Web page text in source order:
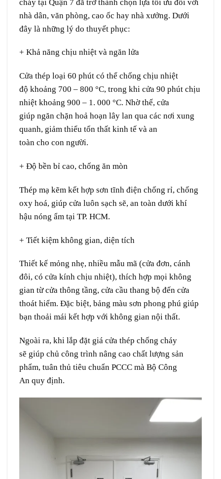
cháy tại Quận 7 đã trở thành chọn lựa tối ưu đối với
nhà dân, văn phòng, cao ốc hay nhà xưởng. Dưới
đây là những lý do thuyết phục:
+ Khả năng chịu nhiệt và ngăn lửa
Cửa thép loại 60 phút có thể chống chịu nhiệt
độ khoảng 700 – 800 °C, trong khi cửa 90 phút chịu
nhiệt khoảng 900 – 1. 000 °C. Nhờthế, cửa
giúp ngăn chặn hoả hoạn lây lan qua các nơi xung
quanh, giảm thiểu tổn thất kinh tế và an
toàn cho con người.
+ Độ bền bỉ cao, chống ăn mòn
Thép mạ kẽm kết hợp sơn tĩnh điện chống rỉ, chống
oxy hoá, giúp cửa luôn sạch sẽ, an toàn dưới khí
hậu nóng ẩm tại TP. HCM.
+ Tiết kiệm không gian, diện tích
Thiết kế mỏng nhẹ, nhiều mẫu mã (cửa đơn, cánh
đôi, có cửa kính chịu nhiệt), thích hợp mọi không
gian từ cửa thông tầng, cửa cầu thang bộ đến cửa
thoát hiểm. Đặc biệt, bảng màu sơn phong phú giúp
bạn thoải mái kết hợp với không gian nội thất.
Ngoài ra, khi lắp đặt giá cửa thép chống cháy
sẽ giúp chủ công trình nâng cao chất lượng sản
phẩm, tuân thủ tiêu chuẩn PCCC mà Bộ Công
An quy định.